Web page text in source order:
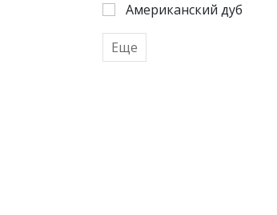
Американский дуб
Еще